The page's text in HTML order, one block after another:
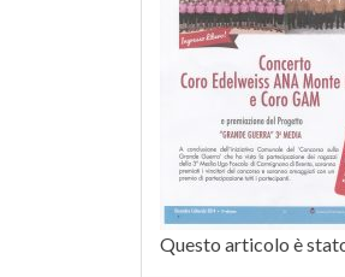
Questo articolo è